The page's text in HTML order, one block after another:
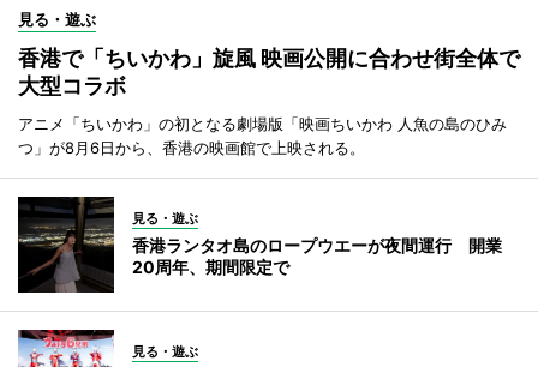
見る・遊ぶ
香港で「ちいかわ」旋風 映画公開に合わせ街全体で
大型コラボ
アニメ「ちいかわ」の初となる劇場版「映画ちいかわ 人魚の島のひみ
つ」が8月6日から、香港の映画館で上映される。
見る・遊ぶ
香港ランタオ島のロープウエーが夜間運行 開業
20周年、期間限定で
見る・遊ぶ